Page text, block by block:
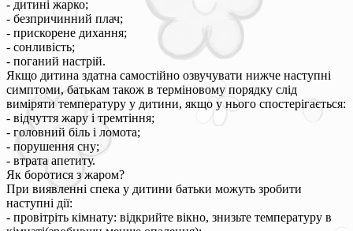
- дитині жарко;
- безпричинний плач;
- прискорене дихання;
- сонливість;
- поганий настрій.
Якщо дитина здатна самостійно озвучувати нижче наступні
симптоми, батькам також в терміновому порядку слід
виміряти температуру у дитини, якщо у нього спостерігається:
- відчуття жару і тремтіння;
- головний біль і ломота;
- порушення сну;
- втрата апетиту.
Як боротися з жаром?
При виявленні спека у дитини батьки можуть зробити
наступні дії:
- провітріть кімнату: відкрийте вікно, знизьте температуру в